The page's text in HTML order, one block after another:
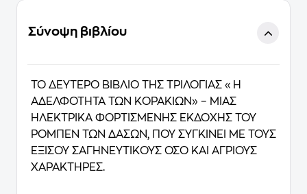
Σύνοψη βιβλίου
ΤΟ ΔΕΥΤΕΡΟ ΒΙΒΛΙΟ ΤΗΣ ΤΡΙΛΟΓΙΑΣ «Η
ΑΔΕΛΦΟΤΗΤΑ ΤΩΝ ΚΟΡΑΚΙΩΝ» – ΜΙΑΣ
ΗΛΕΚΤΡΙΚΑ ΦΟΡΤΙΣΜΕΝΗΣ ΕΚΔΟΧΗΣ ΤΟΥ
ΡΟΜΠΕΝ ΤΩΝ ΔΑΣΩΝ, ΠΟΥ ΣΥΓΚΙΝΕΙ ΜΕ ΤΟΥΣ
ΕΞΙΣΟΥ ΣΑΓΗΝΕΥΤΙΚΟΥΣ ΟΣΟ ΚΑΙ ΑΓΡΙΟΥΣ
ΧΑΡΑΚΤΗΡΕΣ.